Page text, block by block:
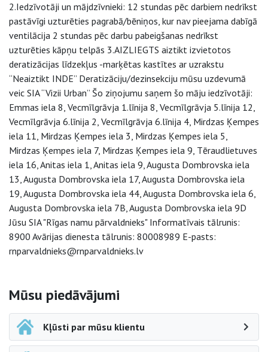
2.Iedzīvotāji un mājdzīvnieki: 12 stundas pēc darbiem nedrīkst
pastāvīgi uzturēties pagrabā/bēniņos, kur nav pieejama dabīgā
ventilācija 2 stundas pēc darbu pabeigšanas nedrīkst
uzturēties kāpņu telpās 3.AIZLIEGTS aiztikt izvietotos
deratizācijas līdzekļus -marķētas kastītes ar uzrakstu
“Neaiztikt INDE” Deratizāciju/dezinsekciju mūsu uzdevumā
veic SIA “Vizii Urban” Šo ziņojumu saņem šo māju iedzīvotāji:
Emmas iela 8, Vecmīlgrāvja 1.līnija 8, Vecmīlgrāvja 5.līnija 12,
Vecmīlgrāvja 6.līnija 2, Vecmīlgrāvja 6.līnija 4, Mirdzas Ķempes
iela 11, Mirdzas Ķempes iela 3, Mirdzas Ķempes iela 5,
Mirdzas Ķempes iela 7, Mirdzas Ķempes iela 9, Tēraudlietuves
iela 16, Anitas iela 1, Anitas iela 9, Augusta Dombrovska iela
13, Augusta Dombrovska iela 17, Augusta Dombrovska iela
19, Augusta Dombrovska iela 44, Augusta Dombrovska iela 6,
Augusta Dombrovska iela 7B, Augusta Dombrovska iela 9D
Jūsu SIA "Rīgas namu pārvaldnieks" Informatīvais tālrunis:
8900 Avārijas dienesta tālrunis: 80008989 E-pasts:
rnparvaldnieks@rnparvaldnieks.lv
Sāna navigācija
Mūsu piedāvājumi
Kļūsti par mūsu klientu